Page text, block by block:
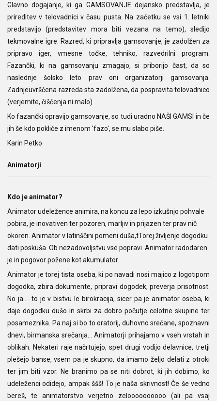
Glavno dogajanje, ki ga GAMSOVANJE dejansko predstavlja, je
prireditev v telovadnici v času pusta. Na začetku se vsi 1. letniki
predstavijo (predstavitev mora biti vezana na temo), sledijo
tekmovalne igre. Razred, ki pripravlja gamsovanje, je zadolžen za
pripravo iger, vmesne točke, tehniko, razvedrilni program.
Fazančki, ki na gamsovanju zmagajo, si priborijo čast, da so
naslednje šolsko leto prav oni organizatorji gamsovanja.
Zadnjeuvrščena razreda sta zadolžena, da pospravita telovadnico
(verjemite, čiščenja ni malo).
Ko fazančki opravijo gamsovanje, so tudi uradno NAŠI GAMSI in če
jih še kdo pokliče z imenom 'fazo', se mu slabo piše.
Karin Petko
Animatorji
Kdo je animator?
Animator udeležence animira, na koncu za lepo izkušnjo pohvale
pobira, je inovativen ter pozoren, marljiv in prijazen ter prav nič
okoren. Animator v latinščini pomeni duša,tTorej življenje dogodku
dati poskuša. Ob nezadovoljstvu vse popravi. Animator radodaren
je in pogovor požene kot akumulator.
Animator je torej tista oseba, ki po navadi nosi majico z logotipom
dogodka, zbira dokumente, pripravi dogodek, preverja prisotnost.
No ja…. to je v bistvu le birokracija, sicer pa je animator oseba, ki
daje dogodku dušo in skrbi za dobro počutje celotne skupine ter
posameznika. Pa naj si bo to oratorij, duhovno srečane, spoznavni
dnevi, birmanska srečanja... Animatorji prihajamo v vseh vrstah in
oblikah. Nekateri raje načrtujejo, spet drugi vodijo delavnice, tretji
plešejo banse, vsem pa je skupno, da imamo željo delati z otroki
ter jim biti vzor. Ne branimo pa se niti dobrot, ki jih dobimo, ko
udeleženci odidejo, ampak ššš! To je naša skrivnost! Če še vedno
bereš, te animatorstvo verjetno zeloooooooooo (ali pa vsaj